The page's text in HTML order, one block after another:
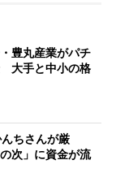
豊丸産業がパチ
大手と中小の格
んちさんが厳
次」に資金が流